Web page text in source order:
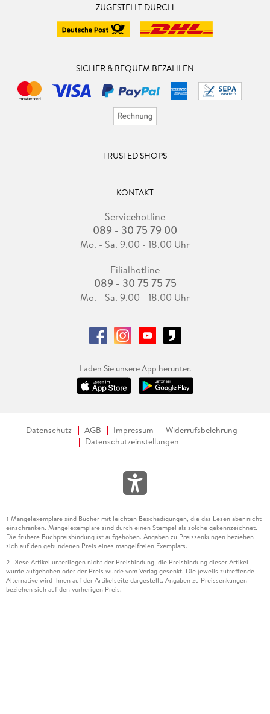
ZUGESTELLT DURCH
SICHER & BEQUEM BEZAHLEN
TRUSTED SHOPS
KONTAKT
Servicehotline
089 - 30 75 79 00
Mo. - Sa. 9.00 - 18.00 Uhr
Filialhotline
089 - 30 75 75 75
Mo. - Sa. 9.00 - 18.00 Uhr
Laden Sie unsere App herunter.
Datenschutz AGB Impressum
Widerrufsbelehrung
Datenschutzeinstellungen
1 Mängelexemplare sind Bücher mit leichten Beschädigungen, die das Lesen aber nicht
einschränken. Mängelexemplare sind durch einen Stempel als solche gekennzeichnet.
Die frühere Buchpreisbindung ist aufgehoben. Angaben zu Preissenkungen beziehen
sich auf den gebundenen Preis eines mangelfreien Exemplars.
2 Diese Artikel unterliegen nicht der Preisbindung, die Preisbindung dieser Artikel
wurde aufgehoben oder der Preis wurde vom Verlag gesenkt. Die jeweils zutreffende
Alternative wird Ihnen auf der Artikelseite dargestellt. Angaben zu Preissenkungen
beziehen sich auf den vorherigen Preis.